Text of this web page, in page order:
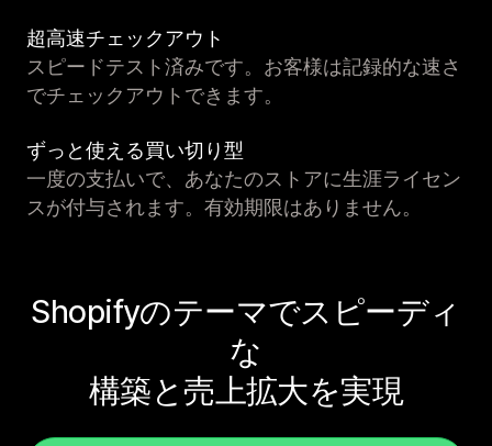
超高速チェックアウト
スピードテスト済みです。お客様は記録的な速さ
でチェックアウトできます。
ずっと使える買い切り型
一度の支払いで、あなたのストアに生涯ライセン
スが付与されます。有効期限はありません。
Shopifyのテーマでスピーディ
な
構築と売上拡大を実現